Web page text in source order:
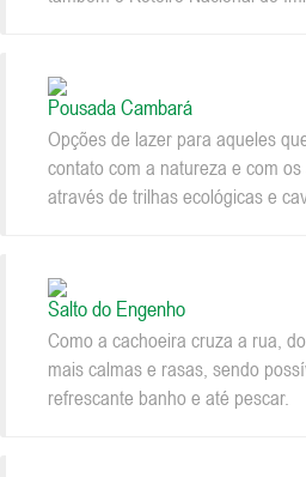
Pousada Cambará
Opções de lazer para aqueles
contato com a natureza e com
através de trilhas ecológicas e
Salto do Engenho
Como a cachoeira cruza a rua,
mais calmas e rasas, sendo
refrescante banho e até pescar.